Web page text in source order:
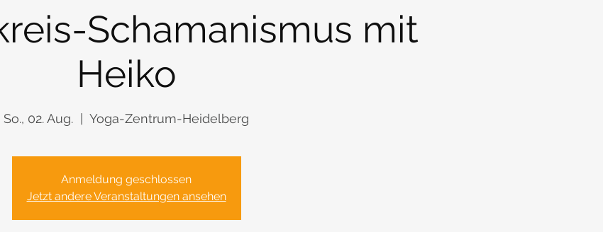
Schamanismus mit
Heiko
So., 02. Aug. Yoga-Zentrum-Heidelberg
Anmeldung geschlossen
Jetzt andere Veranstaltungen ansehen